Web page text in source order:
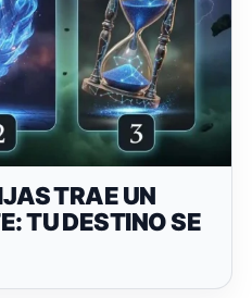
TRAE UN
TU DESTINO SE